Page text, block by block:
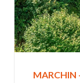
MARCHIN